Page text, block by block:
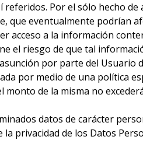
Por el sólo hecho
que eventualmente podrían
acceso a la información
el riesgo de que tal
por parte del Usuario
por medio de una política
de la misma no
datos de carácter
privacidad de los Datos